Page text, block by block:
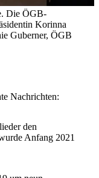
Die ÖGB-
Korinna
Guberner, ÖGB
Nachrichten:
den
Anfang 2021